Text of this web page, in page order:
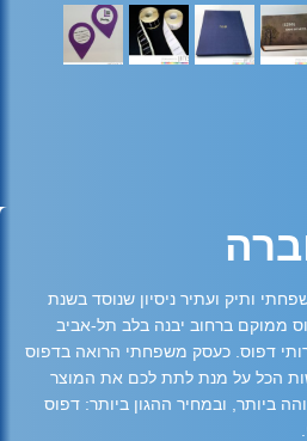
ותיק ועתיר ניסיון שנוסד בשנת
ממוקם ברחוב יבנה בלב תל-אביב
דפוס. כעסק משפחתי הרואה בדפוס
הכל על מנת לתת לכם את המוצר
ביותר, ובמחיר ההגון ביותר: דפוס